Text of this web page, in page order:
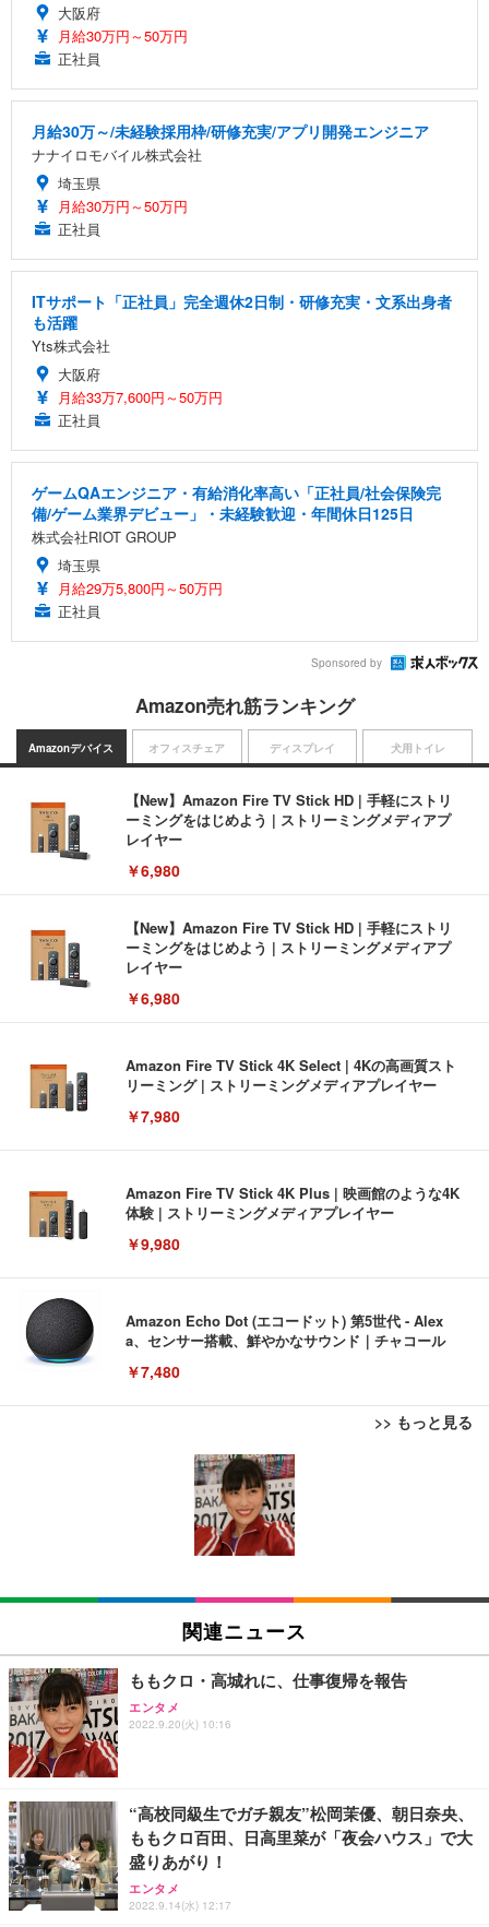
大阪府
月給30万円～50万円
正社員
月給30万～/未経験採用枠/研修充実/アプリ開発エンジニア
ナナイロモバイル株式会社
埼玉県
月給30万円～50万円
正社員
ITサポート「正社員」完全週休2日制・研修充実・文系出身者
も活躍
Yts株式会社
大阪府
月給33万7,600円～50万円
正社員
ゲームQAエンジニア・有給消化率高い「正社員/社会保険完
備/ゲーム業界デビュー」・未経験歓迎・年間休日125日
株式会社RIOT GROUP
埼玉県
月給29万5,800円～50万円
正社員
Sponsored by
Amazon売れ筋ランキング
Amazonデバイス
【New】Amazon Fire TV Stick HD | 手軽にストリ
ーミングをはじめよう | ストリーミングメディアプ
レイヤー
￥6,980
【New】Amazon Fire TV Stick HD | 手軽にストリ
ーミングをはじめよう | ストリーミングメディアプ
レイヤー
￥6,980
Amazon Fire TV Stick 4K Select | 4Kの高画質スト
リーミング | ストリーミングメディアプレイヤー
￥7,980
Amazon Fire TV Stick 4K Plus | 映画館のような4K
体験 | ストリーミングメディアプレイヤー
￥9,980
Amazon Echo Dot (エコードット) 第5世代 - Alex
a、センサー搭載、鮮やかなサウンド｜チャコール
￥7,480
>> もっと見る
オフィスチェア
[EdoErgo] オフィスチェア 椅子 テレワーク 疲れな
い 跳ね上げ式アームレスト コンパクト 約105度ロッ
キング pc 事務椅子 360度回転 座面昇降 強化ナイロ
ン樹脂ベース 通気性メッシュ 在宅ワーク H-WY01
(黒網+黒枠+黒足)
SIHOO B100 オフィスチェア／デスクチェア メッシ
ュチェア 人間工学 疲れない ブラック
￥27,999
Sezlife オフィスチェア デスクチェア 疲れない テレ
務用 おしゃれ パソコンチェア (ブラック)
Sezlife オフィスチェア デスクチェア 疲れない テレ
ワーク チェア 強化バックレスト 30度ロッキング機
能 人間工学 椅子 腰サポート 90度跳ね上げ式アーム
レスト 3Dヘッドレスト ハンガー付き 高反発クッシ
ディスプレイ
EIZO ビジネス向けプレミアムモニター | FlexScan
EV3240X-WT | 31.5型4K UHD・USB Type-C・ホワ
￥105,595
EIZO ビジネス向けプレミアムモニター | FlexScan
￥109,572
【純正品】27"ゲーミングモニター DualSense 充電
【整備済み品】Dell E2724HS 27インチ 液晶モニタ
ー フルHD（1920×1080）VA 非光沢 HDMI/DisplayP
ort/VGA スピーカー内蔵 高さ調整 スイベル VESA対
応 ComfortView ビジネス向け
￥15,800
犬用トイレ
Amazonベーシック ペットシーツ 薄型 レギュラー 1
回使い捨て 無香料 ホワイト 300枚
Amazonベーシック ペットシーツ 厚型 ワイド 42枚
x2袋(84枚) ホワイト(吸収面:ライトブルー)
￥3,234
ネオ・ルーライフ ネオ・オムツ L 中型犬用 26枚入
Smart Basic(スマートベーシック) 【Amazon.co.jp
限定】 Smart Basic アイリスオーヤマ ペットシーツ
超厚型 お徳用 ワイド 100枚入 (x 1) (ケース販売)
関連ニュース
ももクロ・高城れに、仕事復帰を報告
エンタメ
2022.9.20(火) 10:16
“高校同級生でガチ親友”松岡茉優、朝日奈央、
ももクロ百田、日高里菜が「夜会ハウス」で大
盛りあがり！
エンタメ
2022.9.14(水) 12:17